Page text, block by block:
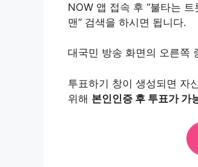
NOW 앱 접속 후 “불타는
맨” 검색을 하시면 됩니다.
대국민 방송 화면의 오른쪽
투표하기 창이 생성되면 자
위해 본인인증 후 투표가 가